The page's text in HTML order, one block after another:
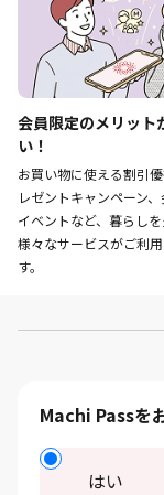
会員限定のメリット
い！
お買い物に使える割引
レゼントキャンペーン
イベントなど、暮らし
様々なサービスがご利
す。
Machi Passを
はい